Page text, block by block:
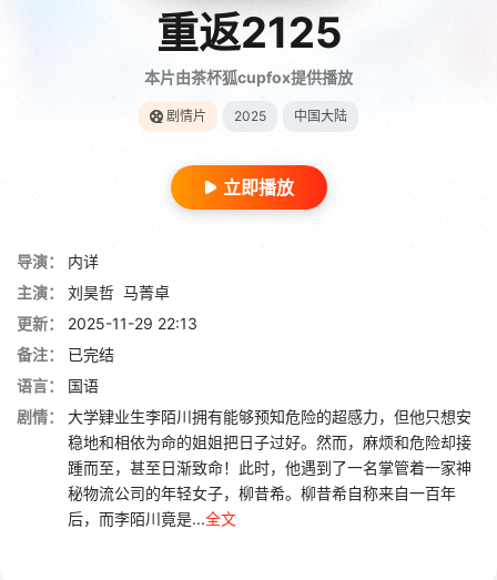
重返2125
本片由茶杯狐cupfox提供播放
剧情片 2025 中国大陆
立即播放
导演：
内详
主演：
刘昊哲 马菁卓
更新：
2025-11-29 22:13
备注：
已完结
语言：
国语
剧情：
大学肄业生李陌川拥有能够预知危险的超感力，但他只想安
稳地和相依为命的姐姐把日子过好。然而，麻烦和危险却接
踵而至，甚至日渐致命！此时，他遇到了一名掌管着一家神
秘物流公司的年轻女子，柳昔希。柳昔希自称来自一百年
后，而李陌川竟是...全文